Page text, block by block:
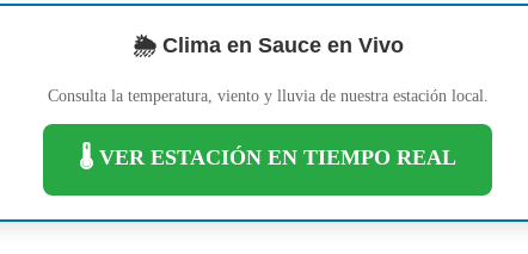
🌦️ Clima en Sauce en Vivo
Consulta la temperatura, viento y lluvia de nuestra estación local.
🌡️ VER ESTACIÓN EN TIEMPO REAL